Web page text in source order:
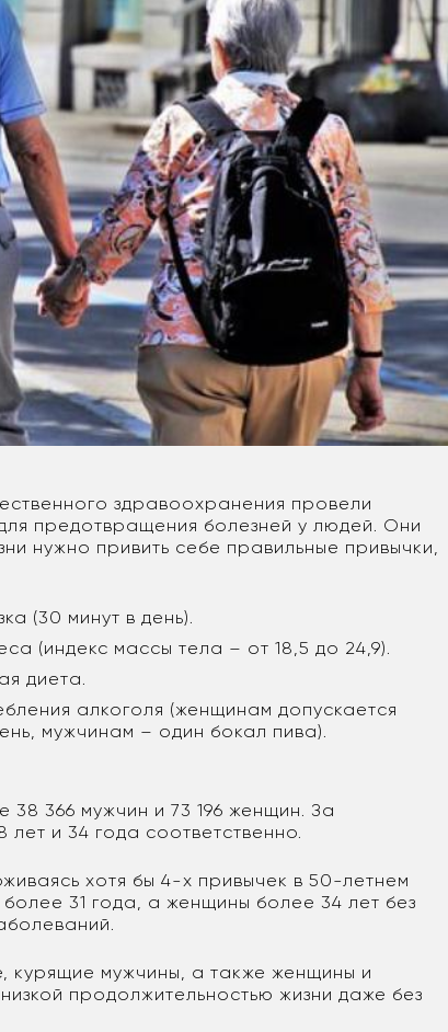
здравоохранения провели
предотвращения болезней у людей. Они
нужно привить себе правильные привычки,
(30 минут в день).
(индекс массы тела – от 18,5 до 24,9).
диета.
алкоголя (женщинам допускается
мужчинам – один бокал пива).
366 мужчин и 73 196 женщин. За
лет и 34 года соответственно.
хотя бы 4-х привычек в 50-летнем
31 года, а женщины более 34 лет без
мужчины, а также женщины и
продолжительностью жизни даже без